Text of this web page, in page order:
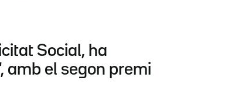
Social, ha
amb el segon premi